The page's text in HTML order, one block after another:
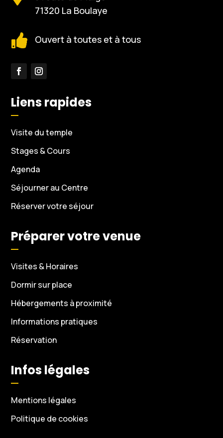
71320 La Boulaye
 Ouvert à toutes et à tous
Liens rapides
Visite du temple
Stages & Cours
Agenda
Séjourner au Centre
Réserver votre séjour
Préparer votre venue
Visites & Horaires
Dormir sur place
Hébergements à proximité
Informations pratiques
Réservation
Infos légales
Mentions légales
Politique de cookies